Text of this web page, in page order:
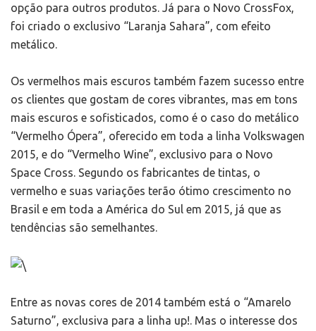
opção para outros produtos. Já para o Novo CrossFox,
foi criado o exclusivo “Laranja Sahara”, com efeito
metálico.
Os vermelhos mais escuros também fazem sucesso entre
os clientes que gostam de cores vibrantes, mas em tons
mais escuros e sofisticados, como é o caso do metálico
“Vermelho Ópera”, oferecido em toda a linha Volkswagen
2015, e do “Vermelho Wine”, exclusivo para o Novo
Space Cross. Segundo os fabricantes de tintas, o
vermelho e suas variações terão ótimo crescimento no
Brasil e em toda a América do Sul em 2015, já que as
tendências são semelhantes.
Entre as novas cores de 2014 também está o “Amarelo
Saturno”, exclusiva para a linha up!. Mas o interesse dos